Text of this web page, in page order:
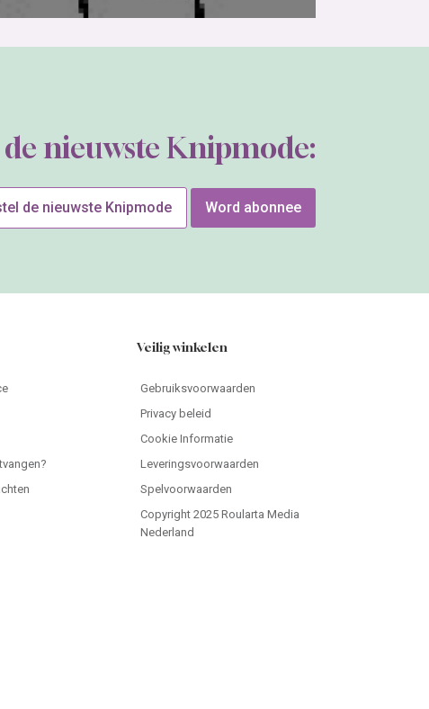
nieuwste Knipmode:
de nieuwste Knipmode Word abonnee
Veilig winkelen
Gebruiksvoorwaarden
Privacy beleid
Cookie Informatie
Leveringsvoorwaarden
Spelvoorwaarden
Copyright 2025 Roularta Media
Nederland